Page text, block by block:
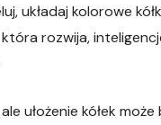
układaj kolorowe
rozwija,
ułożenie kółek